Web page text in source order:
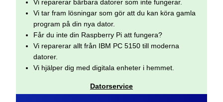
Vi reparerar bärbara datorer som inte fungerar.
Vi tar fram lösningar som gör att du kan köra gamla
program på din nya dator.
Får du inte din Raspberry Pi att fungera?
Vi reparerar allt från IBM PC 5150 till moderna
datorer.
Vi hjälper dig med digitala enheter i hemmet.
Datorservice